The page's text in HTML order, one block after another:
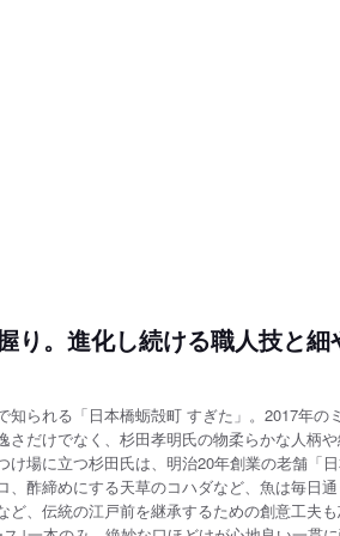
り。進化し続ける職人技と細
られる「日本橋蛎殻町 すぎた」。2017年の
だけでなく、杉田孝明氏の物柔らかな人柄
け場に立つ杉田氏は、明治20年創業の老舗「
酢締めにする天草のコハダなど、魚は毎日
、伝統の江戸前を継承するための創意工夫